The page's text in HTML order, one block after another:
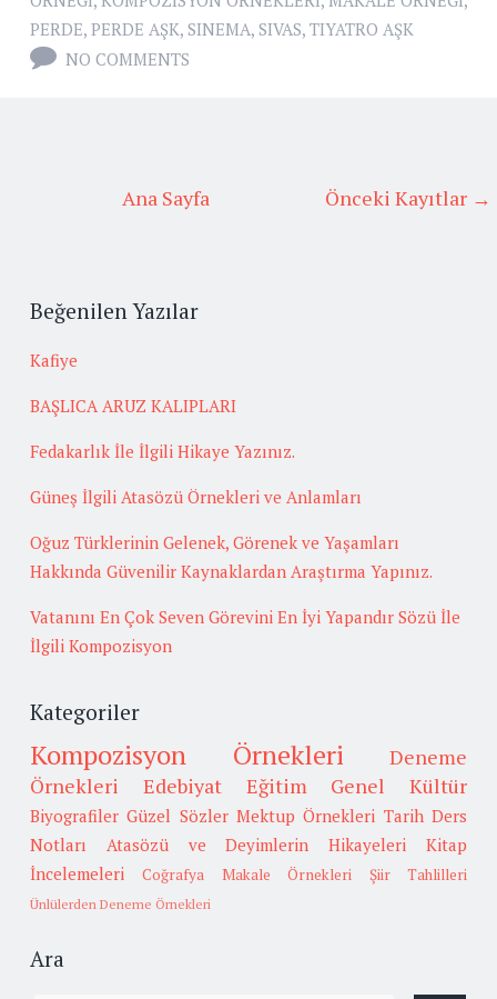
PERDE, PERDE AŞK, SINEMA, SIVAS, TIYATRO AŞK
NO COMMENTS
Önceki Kayıtlar →
Ana Sayfa
Beğenilen Yazılar
Kafiye
BAŞLICA ARUZ KALIPLARI
Fedakarlık İle İlgili Hikaye Yazınız.
Güneş İlgili Atasözü Örnekleri ve Anlamları
Oğuz Türklerinin Gelenek, Görenek ve Yaşamları
Hakkında Güvenilir Kaynaklardan Araştırma Yapınız.
Vatanını En Çok Seven Görevini En İyi Yapandır Sözü İle
İlgili Kompozisyon
Kategoriler
Kompozisyon Örnekleri
Deneme
Örnekleri
Edebiyat Eğitim Genel Kültür
Biyografiler Güzel Sözler Mektup Örnekleri Tarih Ders
Notları
Atasözü ve Deyimlerin Hikayeleri
Kitap
İncelemeleri
Coğrafya Makale Örnekleri Şiir Tahlilleri
Ünlülerden Deneme Örnekleri
Ara